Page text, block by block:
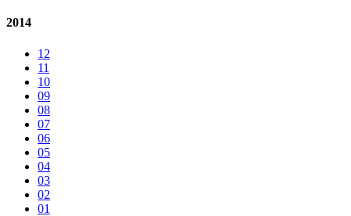
2014
12
11
10
09
08
07
06
05
04
03
02
01